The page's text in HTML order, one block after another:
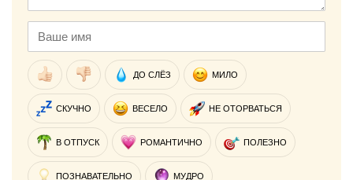
ДО СЛЁЗ МИЛО
СКУЧНО ВЕСЕЛО НЕ ОТОРВАТЬСЯ
В ОТПУСК РОМАНТИЧНО ПОЛЕЗНО
ПОЗНАВАТЕЛЬНО МУДРО